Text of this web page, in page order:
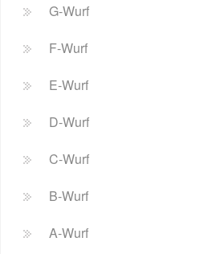
G-Wurf
F-Wurf
E-Wurf
D-Wurf
C-Wurf
B-Wurf
A-Wurf